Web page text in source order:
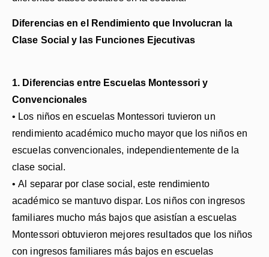
Diferencias en el Rendimiento que Involucran la
Clase Social y las Funciones Ejecutivas
1. Diferencias entre Escuelas Montessori y
Convencionales
• Los niños en escuelas Montessori tuvieron un
rendimiento académico mucho mayor que los niños en
escuelas convencionales, independientemente de la
clase social.
• Al separar por clase social, este rendimiento
académico se mantuvo dispar. Los niños con ingresos
familiares mucho más bajos que asistían a escuelas
Montessori obtuvieron mejores resultados que los niños
con ingresos familiares más bajos en escuelas